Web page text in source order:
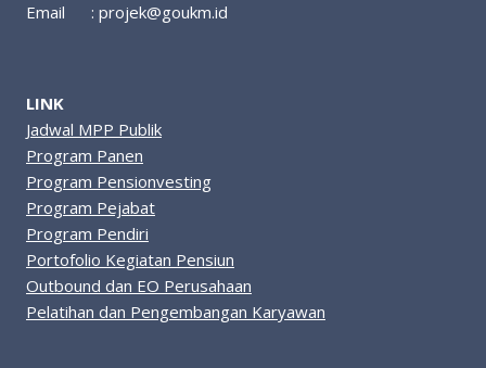
Email : projek@goukm.id
LINK
Jadwal MPP Publik
Program Panen
Program Pensionvesting
Program Pejabat
Program Pendiri
Portofolio Kegiatan Pensiun
Outbound dan EO Perusahaan
Pelatihan dan Pengembangan Karyawan